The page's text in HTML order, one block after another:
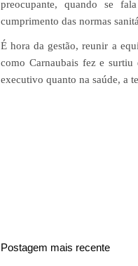
preocupante, quando se
cumprimento das normas
É hora da gestão, reunir a
como Carnaubais fez e surtiu
executivo quanto na saúde, a
Postagem mais recente